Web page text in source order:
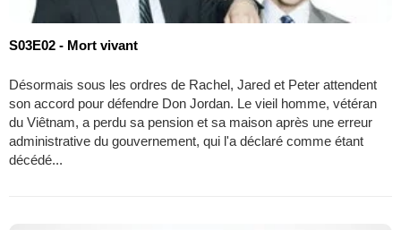
S03E02 - Mort vivant
Désormais sous les ordres de Rachel, Jared et Peter attendent
son accord pour défendre Don Jordan. Le vieil homme, vétéran
du Viêtnam, a perdu sa pension et sa maison après une erreur
administrative du gouvernement, qui l'a déclaré comme étant
décédé...